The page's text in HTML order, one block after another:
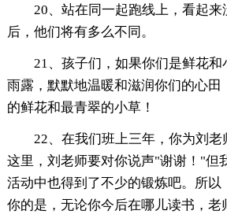
20、站在同一起跑线上，看起
后，他们将有多么不同。
21、孩子们，如果你们是鲜花
雨露，默默地温暖和滋润你们的心田
的鲜花和最青翠的小草！
22、在我们班上三年，你为刘
这里，刘老师要对你说声"谢谢！"但
活动中也得到了不少的锻炼吧。所以
你的是，无论你今后在哪儿读书，老